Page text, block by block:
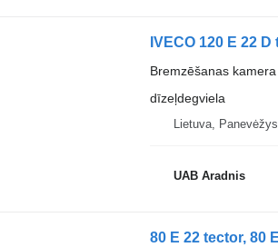
Bremzēšanas kamera
dīzeļdegviela
Lietuva, Panevėžys
UAB Aradnis